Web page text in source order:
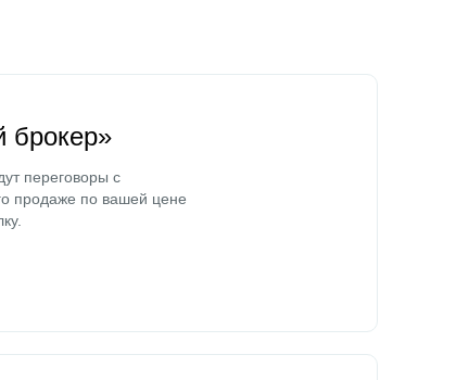
брокер»
переговоры с
продаже по вашей цене